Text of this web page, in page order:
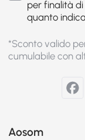
per finalità
quanto
*Sconto valido
cumulabile con
Aosom